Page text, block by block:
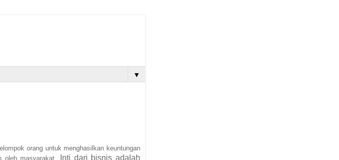
▼
orang untuk menghasilkan keuntungan
oleh masyarakat.
Inti dari bisnis adalah